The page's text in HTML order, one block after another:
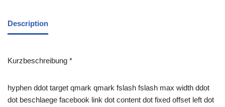
Description
Kurzbeschreibung *
hyphen ddot target qmark qmark fslash fslash max width ddot
dot beschlaege facebook link dot content dot fixed offset left dot